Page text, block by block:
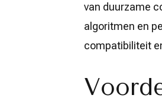
van duurzame
algoritmen en
compatibiliteit